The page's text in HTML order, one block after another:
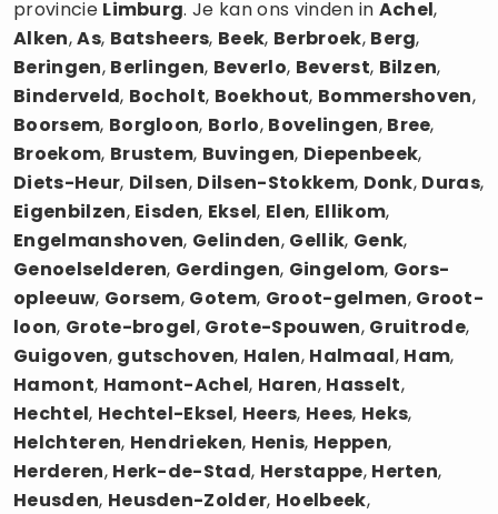
provincie Limburg. Je kan ons vinden in Achel,
Alken,As, Batsheers, Beek, Berbroek, Berg,
Beringen, Berlingen, Beverlo, Beverst, Bilzen,
Binderveld, Bocholt, Boekhout, Bommershoven,
Boorsem, Borgloon, Borlo, Bovelingen, Bree,
Broekom, Brustem, Buvingen, Diepenbeek,
Diets-Heur, Dilsen, Dilsen-Stokkem, Donk, Duras,
Eigenbilzen, Eisden, Eksel, Elen, Ellikom,
Engelmanshoven, Gelinden, Gellik, Genk,
Genoelselderen, Gerdingen, Gingelom, Gors-
opleeuw, Gorsem, Gotem, Groot-gelmen, Groot-
loon, Grote-brogel, Grote-Spouwen, Gruitrode,
Guigoven, gutschoven, Halen, Halmaal, Ham,
Hamont, Hamont-Achel, Haren, Hasselt,
Hechtel, Hechtel-Eksel, Heers, Hees, Heks,
Helchteren, Hendrieken, Henis, Heppen,
Herderen, Herk-de-Stad, Herstappe, Herten,
Heusden, Heusden-Zolder, Hoelbeek,